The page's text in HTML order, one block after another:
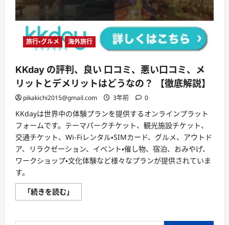
い
む
き
身
足
セ
ッ
ト
超」
つ
い
て
さ
ら
に
読
む
旅行・グルメ 海外旅行
KKday の評判、良い 口コミ、悪い口コミ、メ
リットとデメリットはどうなの？ 【徹底解説】
pikakichi2015@gmail.com 3年前 0
KKdayは世界中の体験プランを提供するオンラインプラット
フォームです。テーマパークチケット、観光施設チケット、
交通チケット、Wi-Fiレンタル・SIMカード、グルメ、アウトド
ア、リラクゼーション、イベント・催し物、宿泊、おみやげ、
ワークショップ・文化体験など様々なプランが提供されていま
す。
「続きを読む」
の
良